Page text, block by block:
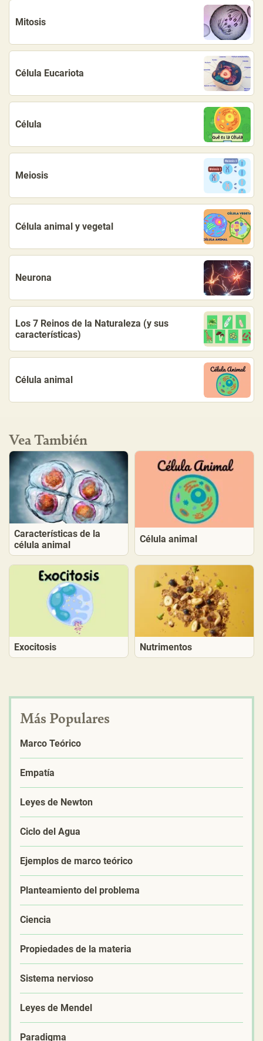
Mitosis
Célula Eucariota
Célula
Meiosis
Célula animal y vegetal
Neurona
Los 7 Reinos de la Naturaleza (y sus
características)
Célula animal
Vea También
Características de la
célula animal
Célula animal
Exocitosis Nutrimentos
Más Populares
Marco Teórico
Empatía
Leyes de Newton
Ciclo del Agua
Ejemplos de marco teórico
Planteamiento del problema
Ciencia
Propiedades de la materia
Sistema nervioso
Leyes de Mendel
Paradigma